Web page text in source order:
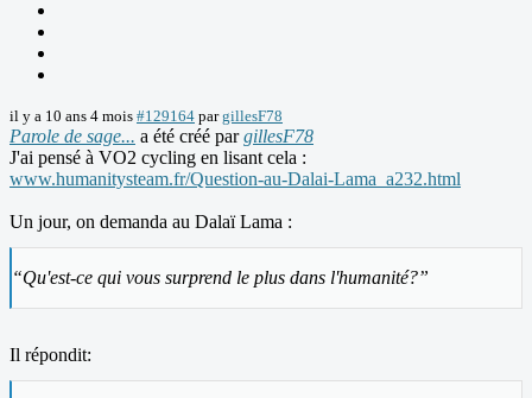
il y a 10 ans 4 mois #129164 pargillesF78
Parole de sage... a été créé pargillesF78
J'ai pensé à VO2 cycling en lisant cela :
www.humanitysteam.fr/Question-au-Dalai-Lama_a232.html
Un jour, on demanda au Dalaï Lama :
“Qu'est-ce qui vous surprend le plus dans l'humanité?”
Il répondit: